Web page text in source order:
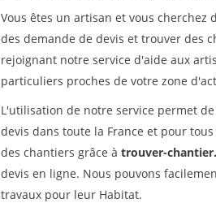
Vous êtes un artisan et vous cherchez
des demande de devis et trouver des
rejoignant notre service d'aide aux
particuliers proches de votre zone
L'utilisation de notre service permet
devis dans toute la France et pour
des chantiers grâce à trouver-
devis en ligne. Nous pouvons
travaux pour leur Habitat.